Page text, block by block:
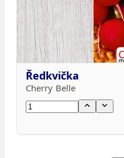
Ředkvička
Cherry Belle